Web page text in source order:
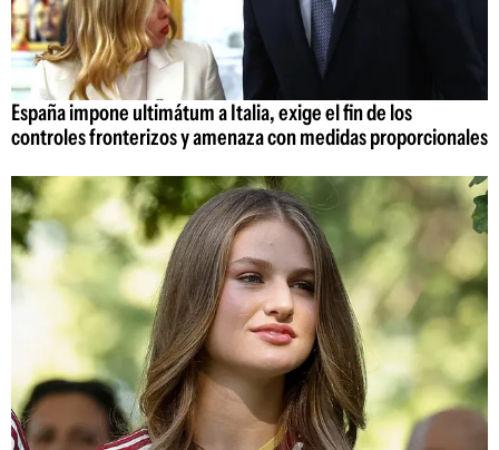
España impone ultimátum a Italia, exige el fin de los
controles fronterizos y amenaza con medidas proporcionales